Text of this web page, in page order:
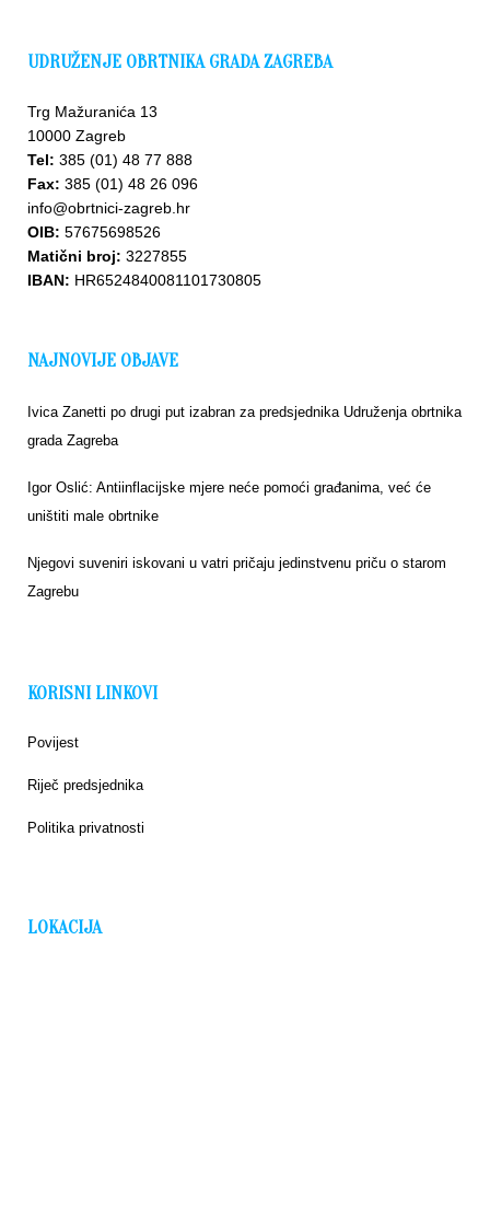
UDRUŽENJE OBRTNIKA GRADA ZAGREBA
Trg Mažuranića 13
10000 Zagreb
Tel: 385 (01) 48 77 888
Fax: 385 (01) 48 26 096
info@obrtnici-zagreb.hr
OIB: 57675698526
Matični broj: 3227855
IBAN: HR6524840081101730805
NAJNOVIJE OBJAVE
Ivica Zanetti po drugi put izabran za predsjednika Udruženja obrtnika
grada Zagreba
Igor Oslić: Antiinflacijske mjere neće pomoći građanima, već će
uništiti male obrtnike
Njegovi suveniri iskovani u vatri pričaju jedinstvenu priču o starom
Zagrebu
KORISNI LINKOVI
Povijest
Riječ predsjednika
Politika privatnosti
LOKACIJA